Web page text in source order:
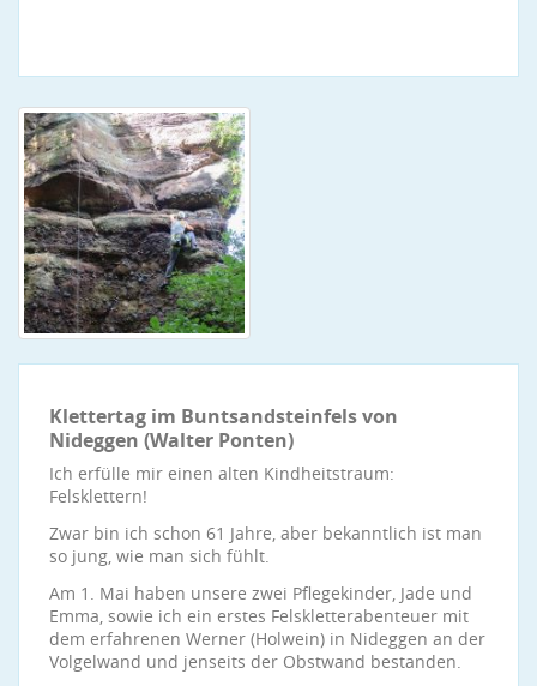
Klettertag im Buntsandsteinfels von
Nideggen (Walter Ponten)
Ich erfülle mir einen alten Kindheitstraum:
Felsklettern!
Zwar bin ich schon 61 Jahre, aber bekanntlich ist man
so jung, wie man sich fühlt.
Am 1. Mai haben unsere zwei Pflegekinder, Jade und
Emma, sowie ich ein erstes Felskletterabenteuer mit
dem erfahrenen Werner (Holwein) in Nideggen an der
Volgelwand und jenseits der Obstwand bestanden.